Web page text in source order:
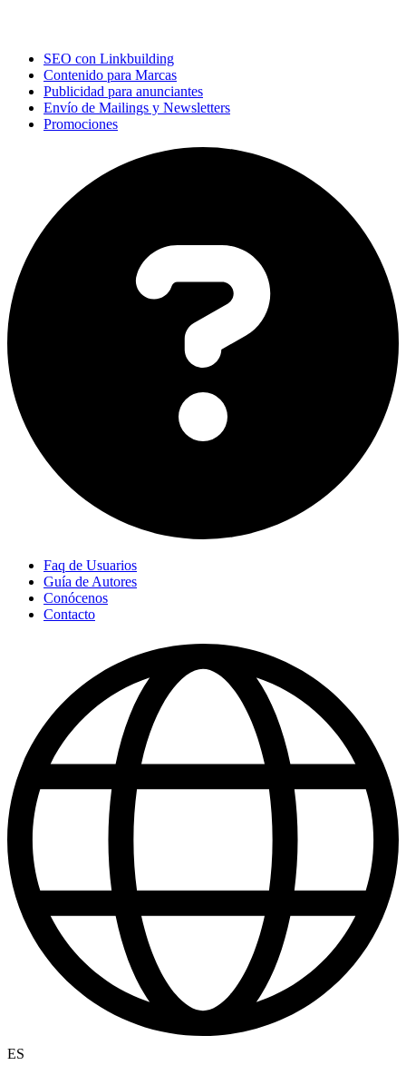
SEO con Linkbuilding
Contenido para Marcas
Publicidad para anunciantes
Envío de Mailings y Newsletters
Promociones
Faq de Usuarios
Guía de Autores
Conócenos
Contacto
ES